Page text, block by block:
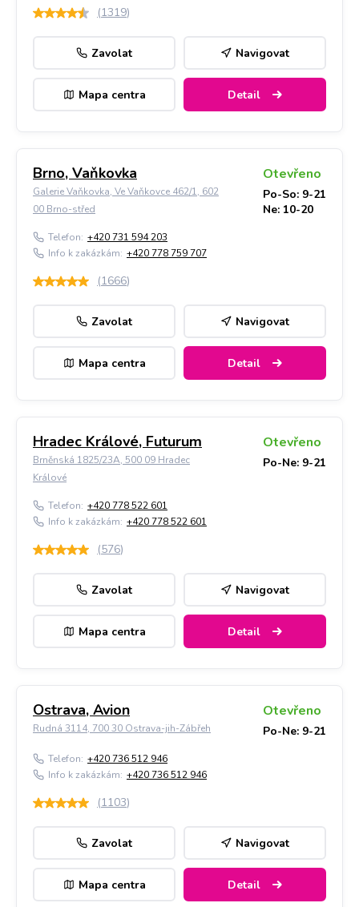
(1319)
Zavolat Navigovat
Mapa centra Detail
Brno, Vaňkovka
Galerie Vaňkovka, Ve Vaňkovce 462/1, 602
00 Brno-střed
Otevřeno
Po-So: 9-21
Ne: 10-20
Telefon: +420 731 594 203
Info k zakázkám: +420 778 759 707
(1666)
Zavolat Navigovat
Mapa centra Detail
Hradec Králové, Futurum
Brněnská 1825/23A, 500 09 Hradec
Králové
Otevřeno
Po-Ne: 9-21
Telefon: +420 778 522 601
Info k zakázkám: +420 778 522 601
(576)
Zavolat Navigovat
Mapa centra Detail
Ostrava, Avion
Rudná 3114, 700 30 Ostrava-jih-Zábřeh
Otevřeno
Po-Ne: 9-21
Telefon: +420 736 512 946
Info k zakázkám: +420 736 512 946
(1103)
Zavolat Navigovat
Mapa centra Detail